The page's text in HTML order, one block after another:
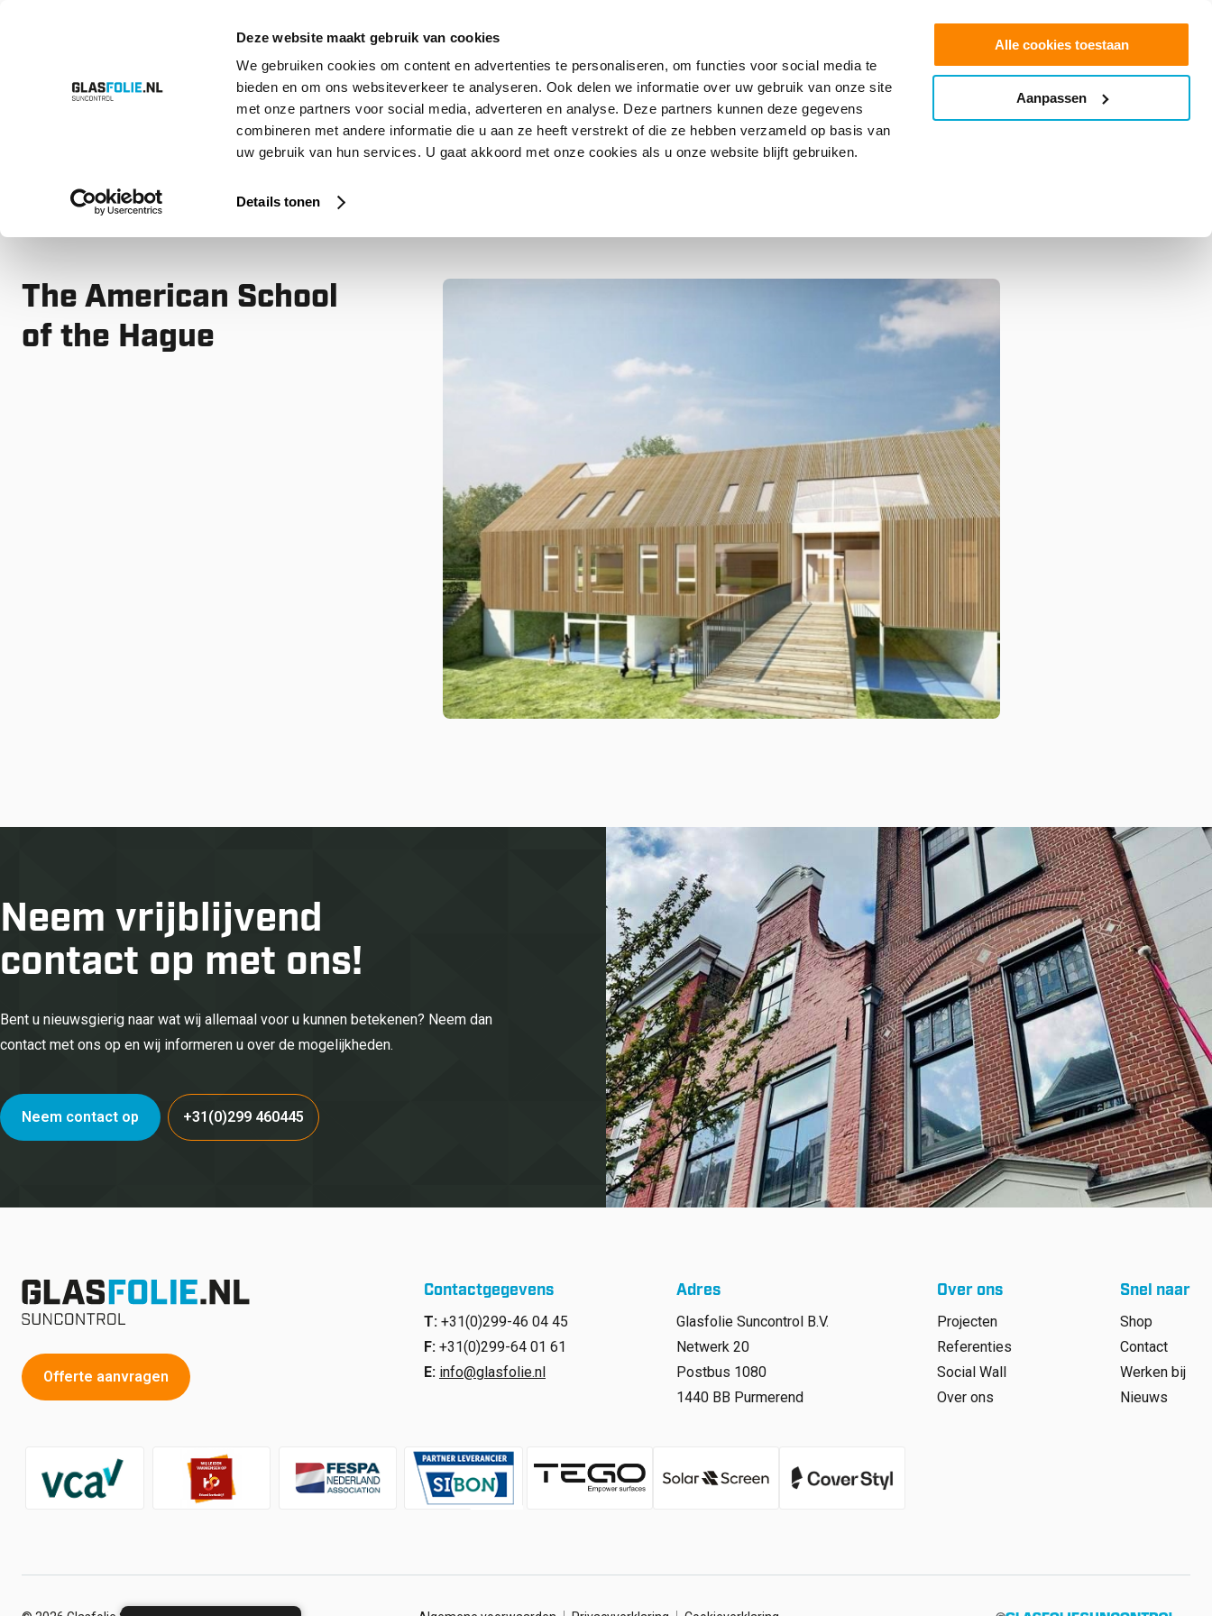
Deze website maakt gebruik van cookies
We gebruiken cookies om content en advertenties te personaliseren, om functies voor social media te
bieden en om ons websiteverkeer te analyseren. Ook delen we informatie over uw gebruik van onze site
met onze partners voor social media, adverteren en analyse. Deze partners kunnen deze gegevens
combineren met andere informatie die u aan ze heeft verstrekt of die ze hebben verzameld op basis van
uw gebruik van hun services. U gaat akkoord met onze cookies als u onze website blijft gebruiken.
Details tonen
Alle cookies toestaan
Aanpassen
Offerte aanvragen
Overslaan
ProductenOplossingen ProjectenReferentiesOver ons ContactFAQ info@glasfolie.nl
Projecten Speciale Projecten The American School of the Hague
The American School
of the Hague
Neem vrijblijvend
contact op met ons!
Bent u nieuwsgierig naar wat wij allemaal voor u kunnen betekenen? Neem dan
contact met ons op en wij informeren u over de mogelijkheden.
Neem contact op +31(0)299 460445
Offerte aanvragen
Contactgegevens
T: +31(0)299-46 04 45
F: +31(0)299-64 01 61
E: info@glasfolie.nl
Adres
Glasfolie Suncontrol B.V.
Netwerk 20
Postbus 1080
1440 BB Purmerend
Over ons
Projecten
Referenties
Social Wall
Over ons
Snel naar
Shop
Contact
Werken bij
Nieuws